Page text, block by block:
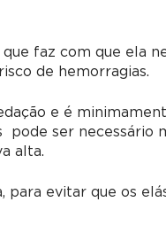
faz com que ela
de hemorragias.
e é
pode ser necessário
alta.
para evitar que os